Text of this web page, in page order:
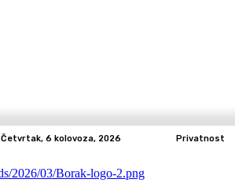
Četvrtak, 6 kolovoza, 2026 Privatnost